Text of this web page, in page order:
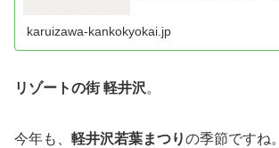
karuizawa-kankokyokai.jp
リゾートの街 軽井沢。
今年も、 軽井沢若葉まつりの季節ですね。